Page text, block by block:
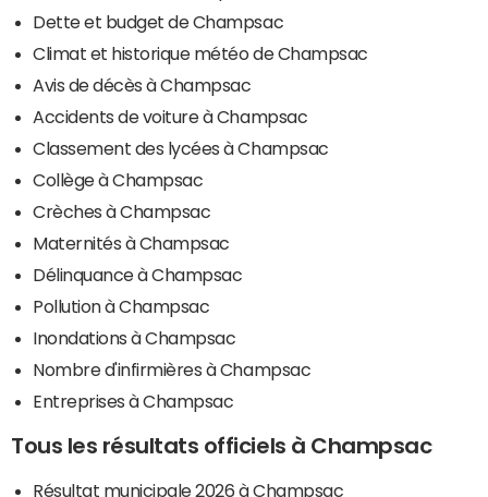
Dette et budget de Champsac
Climat et historique météo de Champsac
Avis de décès à Champsac
Accidents de voiture à Champsac
Classement des lycées à Champsac
Collège à Champsac
Crèches à Champsac
Maternités à Champsac
Délinquance à Champsac
Pollution à Champsac
Inondations à Champsac
Nombre d'infirmières à Champsac
Entreprises à Champsac
Tous les résultats officiels à Champsac
Résultat municipale 2026 à Champsac